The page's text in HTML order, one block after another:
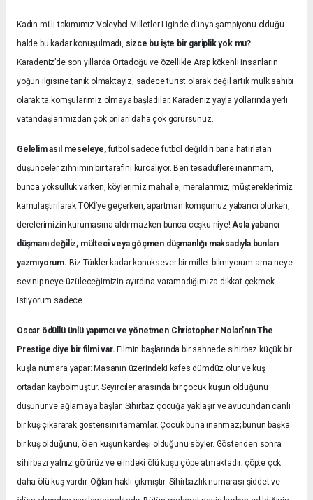
Kadın milli takımımız Voleybol Milletler Liginde dünya şampiyonu olduğu
halde bu kadar konuşulmadı, sizce bu işte bir gariplik yok mu?
Karadeniz’de son yıllarda Ortadoğu ve özellikle Arap kökenli insanların
yoğun ilgisine tanık olmaktayız, sadece turist olarak değil artık mülk sahibi
olarak ta komşularımız olmaya başladılar. Karadeniz yayla yollarında yerli
vatandaşlarımızdan çok onları daha çok görürsünüz.
Gelelim asıl meseleye,futbol sadece futbol değildiri bana hatırlatan
düşünceler zihnimin bir tarafını kurcalıyor. Ben tesadüflere inanmam,
bunca yoksulluk varken, köylerimiz mahalle, meralarımız, müştereklerimiz
kamulaştırılarak TOKİ’ye geçerken, apartman komşumuz yabancı olurken,
derelerimizin kurumasına aldırmazken bunca coşku niye! Asla yabancı
düşmanı değiliz, mülteci veya göçmen düşmanlığı maksadıyla bunları
yazmıyorum. Biz Türkler kadar konuksever bir millet bilmiyorum ama neye
sevinip neye üzüleceğimizin ayırdına varamadığımıza dikkat çekmek
istiyorum sadece.
Oscar ödüllü ünlü yapımcı ve yönetmen Christopher Nolan’nın The
Prestige diye bir filmi var.Filmin başlarında bir sahnede sihirbaz küçük bir
kuşla numara yapar: Masanın üzerindeki kafes dümdüz olur ve kuş
ortadan kaybolmuştur. Seyirciler arasında bir çocuk kuşun öldüğünü
düşünür ve ağlamaya başlar. Sihirbaz çocuğa yaklaşır ve avucundan canlı
bir kuş çıkararak gösterisini tamamlar. Çocuk buna inanmaz; bunun başka
bir kuş olduğunu, ölen kuşun kardeşi olduğunu söyler. Gösteriden sonra
sihirbazı yalnız görürüz ve elindeki ölü kuşu çöpe atmaktadır; çöpte çok
daha ölü kuş vardır. Oğlan haklı çıkmıştır. Sihirbazlık numarası şiddet ve